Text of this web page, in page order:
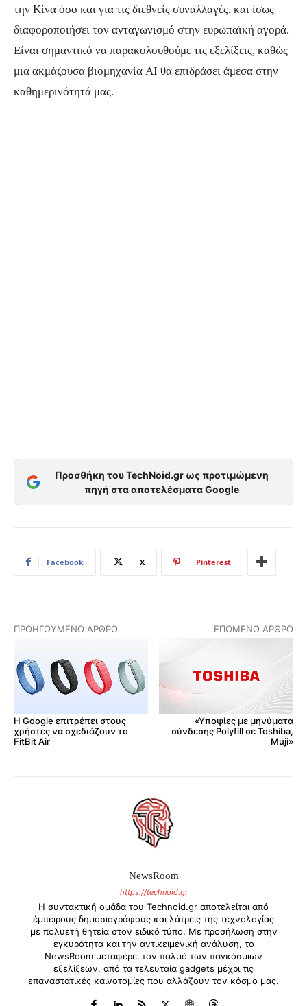
την Κίνα όσο και για τις διεθνείς συναλλαγές, και ίσως
διαφοροποιήσει τον ανταγωνισμό στην ευρωπαϊκή αγορά.
Είναι σημαντικό να παρακολουθούμε τις εξελίξεις, καθώς
μια ακμάζουσα βιομηχανία AI θα επιδράσει άμεσα στην
καθημερινότητά μας.
Προσθήκη του TechNoid.gr ως προτιμώμενη
πηγή στα αποτελέσματα Google
Facebook X Pinterest
ΠΡΟΗΓΟΎΜΕΝΟ ΆΡΘΡΟ
Η Google επιτρέπει στους
χρήστες να σχεδιάζουν το
FitBit Air
ΕΠΌΜΕΝΟ ΆΡΘΡΟ
«Υποψίες με μηνύματα
σύνδεσης Polyfill σε Toshiba,
Muji»
NewsRoom
https://technoid.gr
Η συντακτική ομάδα του Technoid.gr αποτελείται από
έμπειρους δημοσιογράφους και λάτρεις της τεχνολογίας
με πολυετή θητεία στον ειδικό τύπο. Με προσήλωση στην
εγκυρότητα και την αντικειμενική ανάλυση, το
NewsRoom μεταφέρει τον παλμό των παγκόσμιων
εξελίξεων, από τα τελευταία gadgets μέχρι τις
επαναστατικές καινοτομίες που αλλάζουν τον κόσμο μας.